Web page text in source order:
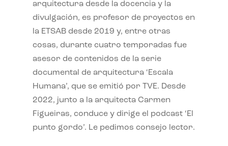
arquitectura desde la docencia y la
divulgación, es profesor de proyectos en
la ETSAB desde 2019 y, entre otras
cosas, durante cuatro temporadas fue
asesor de contenidos de la serie
documental de arquitectura ‘Escala
Humana’, que se emitió por TVE. Desde
2022, junto a la arquitecta Carmen
Figueiras, conduce y dirige el podcast ‘El
punto gordo’. Le pedimos consejo lector.